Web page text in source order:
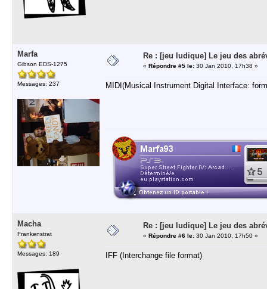
Marfa
Gibson EDS-1275
Messages: 237
Re : [jeu ludique] Le jeu des
« Répondre #5 le: 30 Jan 2010, 17h38 »
MIDI(Musical Instrument Digital Interface:
Macha
Frankenstrat
Messages: 189
Re : [jeu ludique] Le jeu des
« Répondre #6 le: 30 Jan 2010, 17h50 »
IFF (Interchange file format)